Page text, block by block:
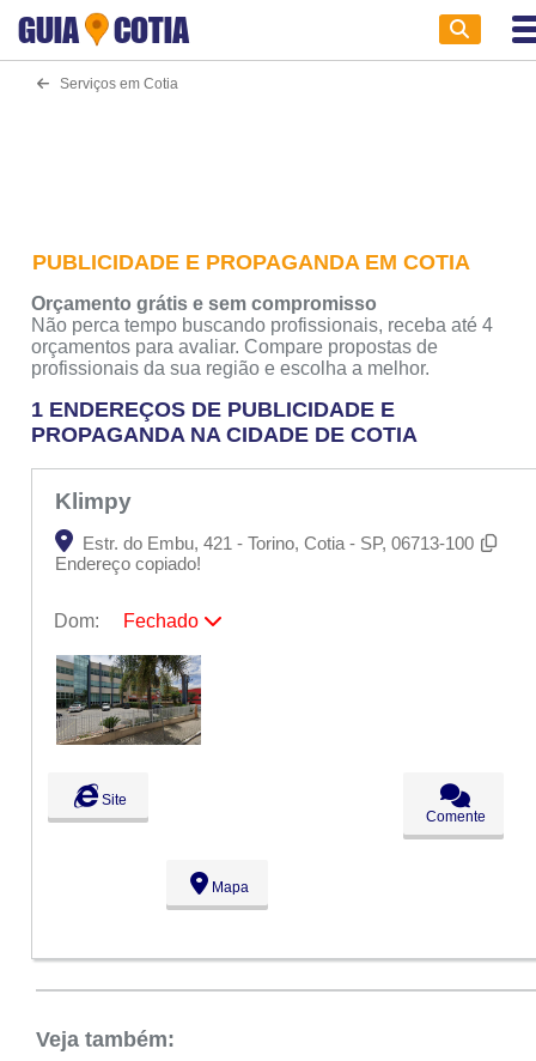
GUIA COTIA
Serviços em Cotia
PUBLICIDADE E PROPAGANDA EM COTIA
Orçamento grátis e sem compromisso
Não perca tempo buscando profissionais, receba até 4
orçamentos para avaliar. Compare propostas de
profissionais da sua região e escolha a melhor.
1 ENDEREÇOS DE PUBLICIDADE E
PROPAGANDA NA CIDADE DE COTIA
Klimpy
Estr. do Embu, 421 - Torino, Cotia - SP, 06713-100
Endereço copiado!
Dom:
Fechado
Seg:
09:00 - 18:00
Ter:
09:00 - 18:00
Qua:
09:00 - 18:00
Qui:
09:00 - 18:00
Sex:
09:00 - 18:00
Dom:
Site
Comente
Mapa
Veja também: